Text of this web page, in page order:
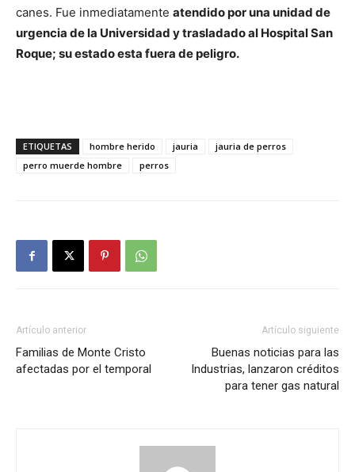
canes. Fue inmediatamente atendido por una unidad de
urgencia de la Universidad y trasladado al Hospital San
Roque; su estado esta fuera de peligro.
ETIQUETAS hombre herido jauria
jauria de perros
perro muerde hombre
perros
Artículo anterior
Familias de Monte Cristo
afectadas por el temporal
Artículo siguiente
Buenas noticias para las
Industrias, lanzaron créditos
para tener gas natural